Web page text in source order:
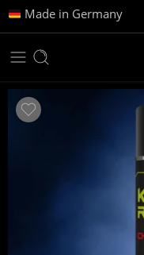
Made in Germany